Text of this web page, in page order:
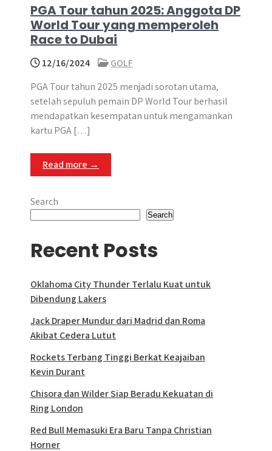
PGA Tour tahun 2025: Anggota DP
World Tour yang memperoleh
Race to Dubai
12/16/2024
GOLF
PGA Tour tahun 2025 menjadi sorotan utama,
setelah sepuluh pemain DP World Tour berhasil
mendapatkan kesempatan untuk mengamankan
kartu PGA […]
Read more →
Search
Search
Recent Posts
Oklahoma City Thunder Terlalu Kuat untuk
Dibendung Lakers
Jack Draper Mundur dari Madrid dan Roma
Akibat Cedera Lutut
Rockets Terbang Tinggi Berkat Keajaiban
Kevin Durant
Chisora dan Wilder Siap Beradu Kekuatan di
Ring London
Red Bull Memasuki Era Baru Tanpa Christian
Horner